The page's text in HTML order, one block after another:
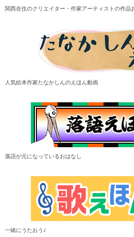
関西在住のクリエイター・作家アーティストの作品
人気絵本作家たなかしんのえほん動画
落語が元になっているおはなし
一緒にうたおう♪